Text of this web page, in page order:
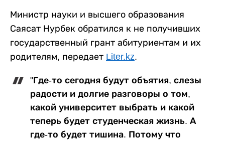
Министр науки и высшего образования
Саясат Нурбек обратился к не получивших
государственный грант абитуриентам и их
родителям, передает Liter.kz.
"Где-то сегодня будут объятия, слезы
радости и долгие разговоры о том,
какой университет выбрать и какой
теперь будет студенческая жизнь. А
где-то будет тишина. Потому что